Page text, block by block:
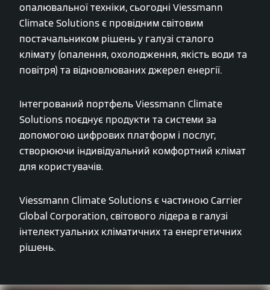
опалювальної техніки, сьогодні Viessmann
Climate Solutions є провідним світовим
постачальником рішень у галузі сталого
клімату (опалення, охолодження, якість води та
повітря) та відновлюваних джерел енергії.
Інтегрований портфель Viessmann Climate
Solutions поєднує продукти та системи за
допомогою цифрових платформ і послуг,
створюючи індивідуальний комфортний клімат
для користувачів.
Viessmann Climate Solutions є частиною Carrier
Global Corporation, світового лідера в галузі
інтелектуальних кліматичних та енергетичних
рішень.